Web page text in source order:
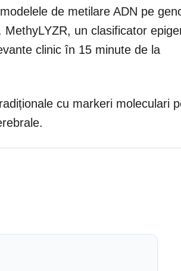
de metilare ADN pe
un clasificator
clinic în 15 minute de la
cu markeri moleculari